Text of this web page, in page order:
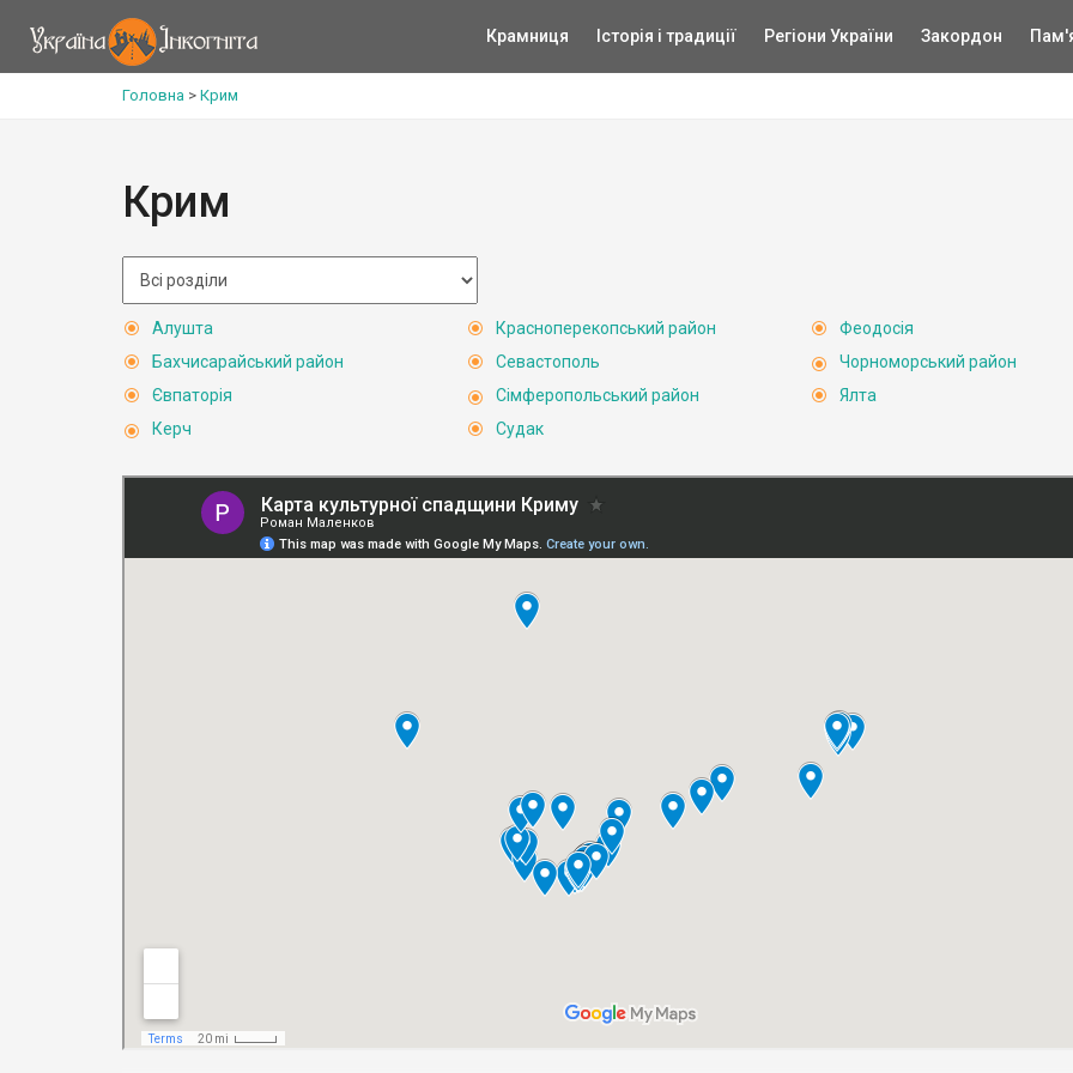
Крамниця Історія і традиції Регіони України Закордон
Головна > Крим
Крим
Алушта
Бахчисарайський район
Євпаторія
Керч
Красноперекопський район
Севастополь
Сімферопольський район
Судак
Феодосія
Чорноморський район
Ялта